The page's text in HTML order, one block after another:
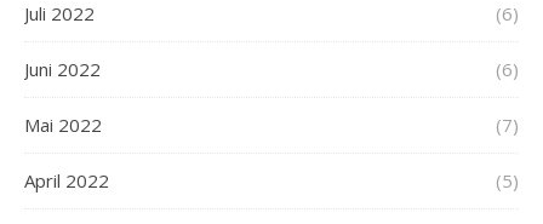
Juli 2022 (6)
Juni 2022 (6)
Mai 2022 (7)
April 2022 (5)